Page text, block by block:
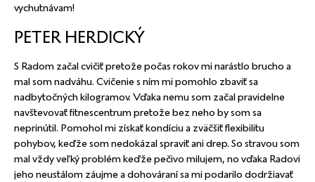
vychutnávam!
PETER HERDICKÝ
S Radom začal cvičiť pretože počas rokov mi narástlo brucho a
mal som nadváhu. Cvičenie s ním mi pomohlo zbaviť sa
nadbytočných kilogramov. Vďaka nemu som začal pravidelne
navštevovať fitnescentrum pretože bez neho by som sa
neprinútil. Pomohol mi získať kondíciu a zväčšiť flexibilitu
pohybov, keďže som nedokázal spraviť ani drep. So stravou som
mal vždy veľký problém keďže pečivo milujem, no vďaka Radovi
jeho neustálom záujme a dohováraní sa mi podarilo dodržiavať